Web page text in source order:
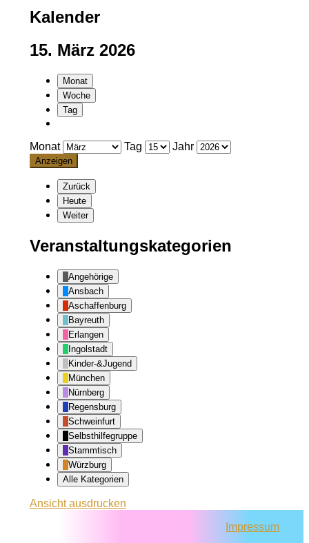
Kalender
15. März 2026
Monat
Woche
Tag
Monat Tag Jahr
Zurück
Heute
Weiter
Veranstaltungskategorien
Angehörige
Ansbach
Aschaffenburg
Bayreuth
Erlangen
Ingolstadt
Kinder-&Jugend
München
Nürnberg
Regensburg
Schweinfurt
Selbsthilfegruppe
Stammtisch
Würzburg
Alle Kategorien
Ansichtausdrucken
Impressum